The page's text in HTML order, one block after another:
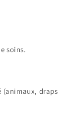
soins.
(animaux, draps